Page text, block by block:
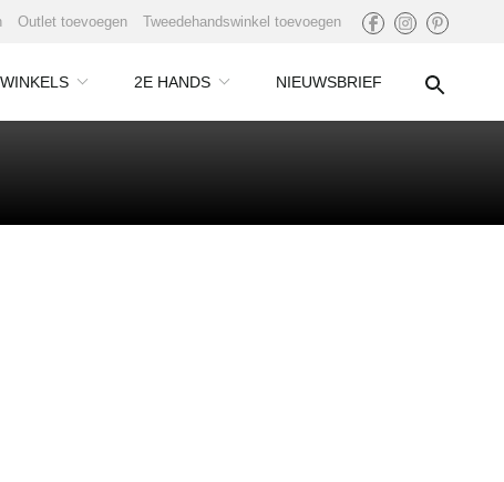
Outlet toevoegen Tweedehandswinkel toevoegen
2E HANDS NIEUWSBRIEF